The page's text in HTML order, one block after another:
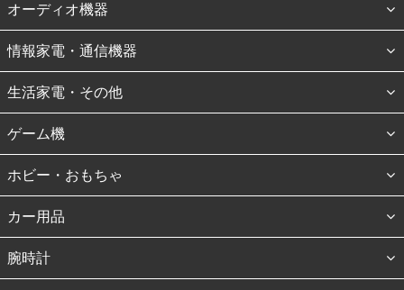
オーディオ機器
情報家電・通信機器
生活家電・その他
ゲーム機
ホビー・おもちゃ
カー用品
腕時計